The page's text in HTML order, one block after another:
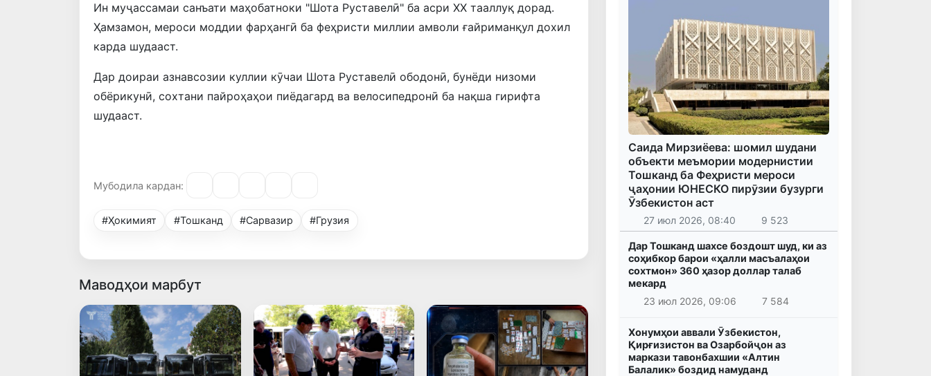
Ин муҷассамаи санъати маҳобатноки "Шота Руставелӣ" ба асри XX тааллуқ дорад.
Ҳамзамон, мероси моддии фарҳангӣ ба феҳристи миллии амволи ғайриманқул дохил
карда шудааст.
Дар доираи азнавсозии куллии кӯчаи Шота Руставелӣ ободонӣ, бунёди низоми
обёрикунӣ, сохтани пайроҳаҳои пиёдагард ва велосипедронӣ ба нақша гирифта
шудааст.
Мубодила кардан:
#Ҳокимият #Тошканд #Сарвазир #Грузия
Маводҳои марбут
Саида Мирзиёева: шомил шудани
объекти меъмории модернистии
Тошканд ба Феҳристи мероси
ҷаҳонии ЮНЕСКО пирӯзии бузурги
Ӯзбекистон аст
27 июл 2026, 08:40 9 523
Дар Тошканд шахсе боздошт шуд, ки аз
соҳибкор барои «ҳалли масъалаҳои
сохтмон» 360 ҳазор доллар талаб
мекард
23 июл 2026, 09:06
7 584
Хонумҳои аввали Ӯзбекистон,
Қирғизистон ва Озарбойҷон аз
маркази тавонбахшии «Алтин
Балалик» боздид намуданд